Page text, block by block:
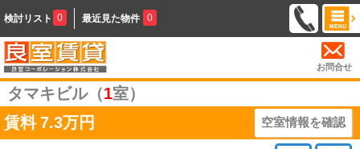
検討リスト 0 最近見た物件 0
お問合せ
タマキビル（1室）
賃料 7.3万円 空室情報を確認